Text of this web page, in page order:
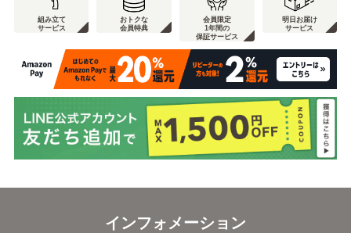
組み立て
サービス
おトクな
会員特典
会員限定
1年間の
保証サービス
明日お届け
サービス
インフォメーション